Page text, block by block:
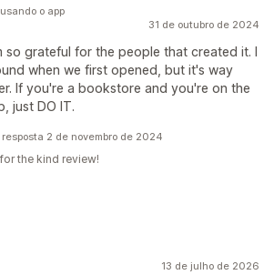
31 de outubro de 2024
so grateful for the people that created it. I
when we first opened, but it's way
If you're a bookstore and you're on the
just DO IT.
o app
2 de novembro de 2024
the kind review!
13 de julho de 2026